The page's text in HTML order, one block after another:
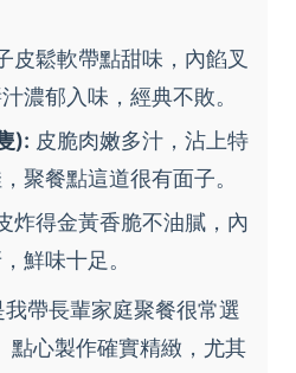
皮鬆軟帶點甜味，內餡叉
濃郁入味，經典不敗。
): 皮脆肉嫩多汁，沾上特
聚餐點這道很有面子。
炸得金黃香脆不油膩，內
鮮味十足。
我帶長輩家庭聚餐很常選
點心製作確實精緻，尤其